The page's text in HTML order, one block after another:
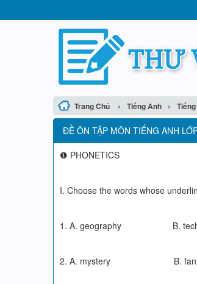
Trang Chủ › Tiếng Anh ›
ĐỀ ÔN TẬP MÔN TIẾNG ANH
❶ PHONETICS
I. Choose the words whose
1. A. geography
2. A. mystery